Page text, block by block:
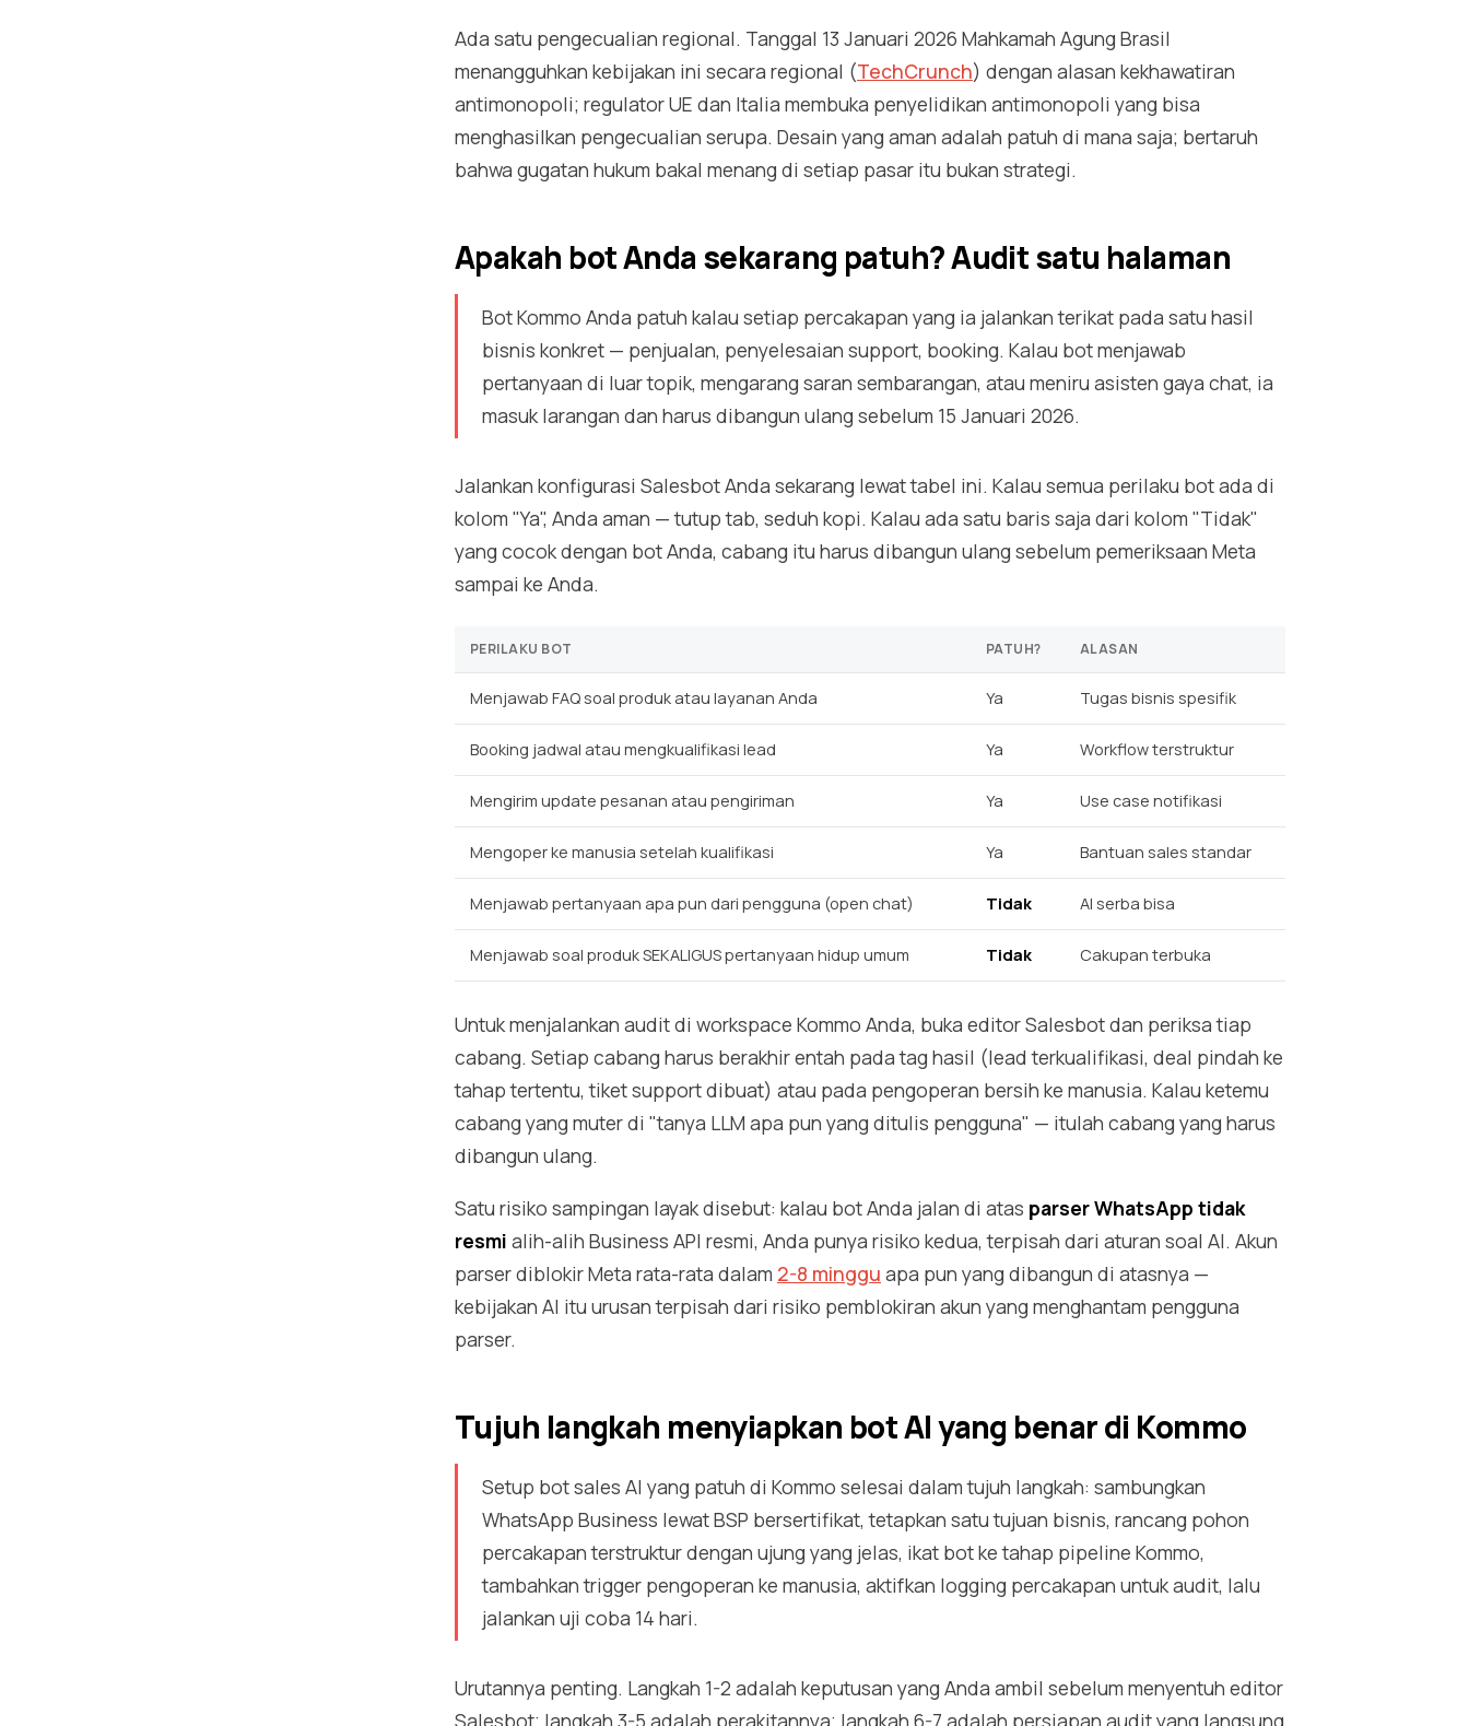
Ada satu pengecualian regional. Tanggal 13 Januari 2026 Mahkamah Agung Brasil
menangguhkan kebijakan ini secara regional (TechCrunch) dengan alasan kekhawatiran
antimonopoli; regulator UE dan Italia membuka penyelidikan antimonopoli yang bisa
menghasilkan pengecualian serupa. Desain yang aman adalah patuh di mana saja; bertaruh
bahwa gugatan hukum bakal menang di setiap pasar itu bukan strategi.
Apakah bot Anda sekarang patuh? Audit satu halaman
Bot Kommo Anda patuh kalau setiap percakapan yang ia jalankan terikat pada satu hasil
bisnis konkret — penjualan, penyelesaian support, booking. Kalau bot menjawab
pertanyaan di luar topik, mengarang saran sembarangan, atau meniru asisten gaya chat, ia
masuk larangan dan harus dibangun ulang sebelum 15 Januari 2026.
Jalankan konfigurasi Salesbot Anda sekarang lewat tabel ini. Kalau semua perilaku bot ada di
kolom "Ya", Anda aman — tutup tab, seduh kopi. Kalau ada satu baris saja dari kolom "Tidak"
yang cocok dengan bot Anda, cabang itu harus dibangun ulang sebelum pemeriksaan Meta
sampai ke Anda.
PERILAKU BOT PATUH? ALASAN
Menjawab FAQ soal produk atau layanan Anda Ya Tugas bisnis spesifik
Booking jadwal atau mengkualifikasi lead Ya Workflow terstruktur
Mengirim update pesanan atau pengiriman Ya Use case notifikasi
Mengoper ke manusia setelah kualifikasi Ya Bantuan sales standar
Menjawab pertanyaan apa pun dari pengguna (open chat) Tidak AI serba bisa
Menjawab soal produk SEKALIGUS pertanyaan hidup umum Tidak Cakupan terbuka
Untuk menjalankan audit di workspace Kommo Anda, buka editor Salesbot dan periksa tiap
cabang. Setiap cabang harus berakhir entah pada tag hasil (lead terkualifikasi, deal pindah ke
tahap tertentu, tiket support dibuat) atau pada pengoperan bersih ke manusia. Kalau ketemu
cabang yang muter di "tanya LLM apa pun yang ditulis pengguna" — itulah cabang yang harus
dibangun ulang.
Satu risiko sampingan layak disebut: kalau bot Anda jalan di atas parser WhatsApp tidak
resmi alih-alih Business API resmi, Anda punya risiko kedua, terpisah dari aturan soal AI. Akun
parser diblokir Meta rata-rata dalam 2-8 minggu apa pun yang dibangun di atasnya —
kebijakan AI itu urusan terpisah dari risiko pemblokiran akun yang menghantam pengguna
parser.
Tujuh langkah menyiapkan bot AI yang benar di Kommo
Setup bot sales AI yang patuh di Kommo selesai dalam tujuh langkah: sambungkan
WhatsApp Business lewat BSP bersertifikat, tetapkan satu tujuan bisnis, rancang pohon
percakapan terstruktur dengan ujung yang jelas, ikat bot ke tahap pipeline Kommo,
tambahkan trigger pengoperan ke manusia, aktifkan logging percakapan untuk audit, lalu
jalankan uji coba 14 hari.
Urutannya penting. Langkah 1-2 adalah keputusan yang Anda ambil sebelum menyentuh editor
Salesbot; langkah 3-5 adalah perakitannya; langkah 6-7 adalah persiapan audit yang langsung